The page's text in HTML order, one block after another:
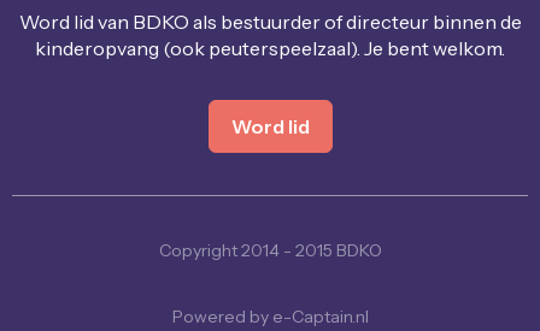
Word lid van BDKO als bestuurder of directeur binnen de
kinderopvang (ook peuterspeelzaal). Je bent welkom.
Word lid
Copyright 2014 - 2015 BDKO
Powered by e-Captain.nl